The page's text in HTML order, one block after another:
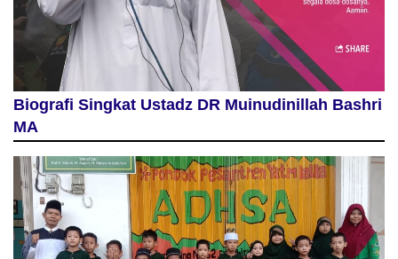
Biografi Singkat Ustadz DR Muinudinillah Bashri
MA